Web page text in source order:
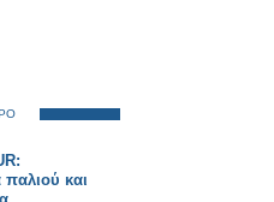
παλιού και